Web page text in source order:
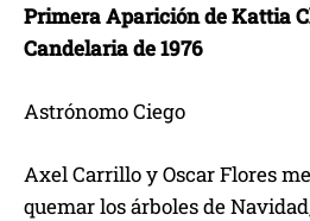
Primera Aparición de Kattia
Candelaria de 1976
Astrónomo Ciego
Axel Carrillo y Oscar Flores
quemar los árboles de